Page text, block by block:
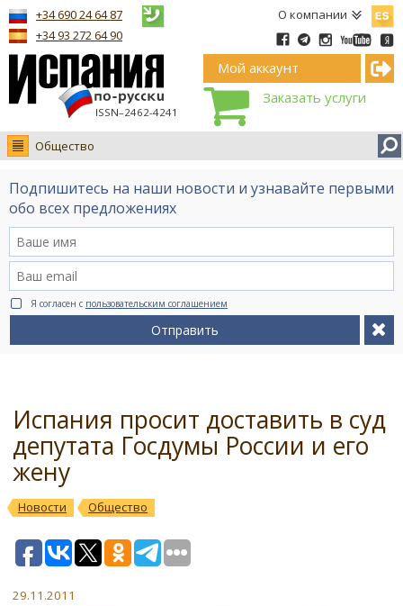
О компании
ISSN–2462-4241
+34 690 24 64 87
+34 93 272 64 90
Мой аккаунт
Заказать услуги
Общество
Новости
Интервью
Видео Ruso.TV
BCN life
Сервис на немецком
Подпишитесь на наши новости и узнавайте первыми
обо всех предложениях
Я согласен с пользовательским соглашением
Отправить
Испания просит доставить в суд
депутата Госдумы России и его
жену
Новости Общество
29.11.2011